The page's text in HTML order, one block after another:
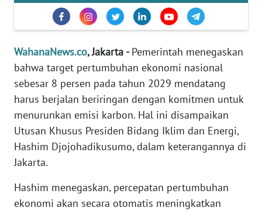
WahanaNews.co, Jakarta -Pemerintah menegaskan
bahwa target pertumbuhan ekonomi nasional
sebesar 8 persen pada tahun 2029 mendatang
harus berjalan beriringan dengan komitmen untuk
menurunkan emisi karbon. Hal ini disampaikan
Utusan Khusus Presiden Bidang Iklim dan Energi,
Hashim Djojohadikusumo, dalam keterangannya di
Jakarta.
Hashim menegaskan, percepatan pertumbuhan
ekonomi akan secara otomatis meningkatkan
EDITORIAL
INDEKS
BERITA
KONTAK
KAMI
INFO
IKLAN